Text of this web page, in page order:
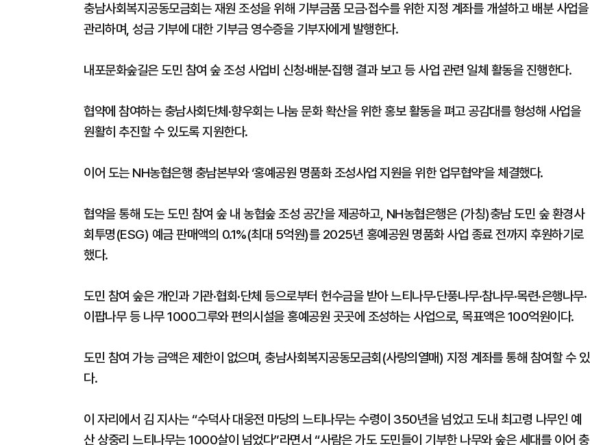
충남사회복지공동모금회는 재원 조성을 위해 기부금품 모금·접수를 위한 지정 계좌를 개설하고 배분 사업을
관리하며, 성금 기부에 대한 기부금 영수증을 기부자에게 발행한다.
내포문화숲길은 도민 참여 숲 조성 사업비 신청·배분·집행 결과 보고 등 사업 관련 일체 활동을 진행한다.
협약에 참여하는 충남사회단체·향우회는 나눔 문화 확산을 위한 홍보 활동을 펴고 공감대를 형성해 사업을
원활히 추진할 수 있도록 지원한다.
이어 도는 NH농협은행 충남본부와 ‘홍예공원 명품화 조성사업 지원을 위한 업무협약’을 체결했다.
협약을 통해 도는 도민 참여 숲 내 농협숲 조성 공간을 제공하고, NH농협은행은 (가칭)충남 도민 숲 환경사
회투명(ESG) 예금 판매액의 0.1%(최대 5억원)를 2025년 홍예공원 명품화 사업 종료 전까지 후원하기로
했다.
도민 참여 숲은 개인과 기관·협회·단체 등으로부터 헌수금을 받아 느티나무·단풍나무·참나무·목련·은행나무·
이팝나무 등 나무 1000그루와 편의시설을 홍예공원 곳곳에 조성하는 사업으로, 목표액은 100억원이다.
도민 참여 가능 금액은 제한이 없으며, 충남사회복지공동모금회(사랑의열매) 지정 계좌를 통해 참여할 수 있
다.
이 자리에서 김 지사는 “수덕사 대웅전 마당의 느티나무는 수령이 350년을 넘었고 도내 최고령 나무인 예
산 상중리 느티나무는 1000살이 넘었다”라면서 “사람은 가도 도민들이 기부한 나무와 숲은 세대를 이어 충